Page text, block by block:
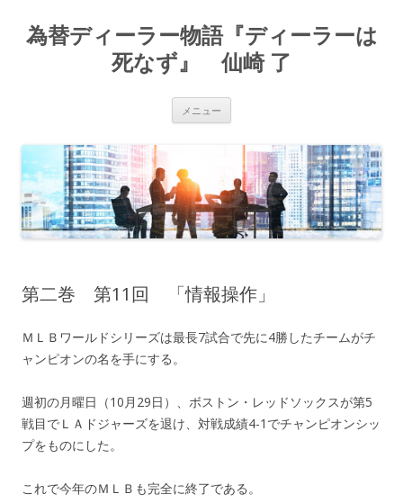
為替ディーラー物語『ディーラーは
死なず』 仙崎 了
メニュー
ン
へ
ス
キ
ッ
プ
第二巻 第11回 「情報操作」
ＭＬＢワールドシリーズは最長7試合で先に4勝したチームがチ
ャンピオンの名を手にする。
週初の月曜日（10月29日）、ボストン・レッドソックスが第5
戦目でＬＡドジャーズを退け、対戦成績4-1でチャンピオンシッ
プをものにした。
これで今年のＭＬＢも完全に終了である。